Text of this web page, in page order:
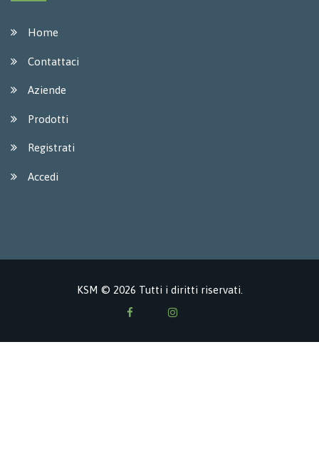
Home
Contattaci
Aziende
Prodotti
Registrati
Accedi
KSM © 2026 Tutti i diritti riservati.